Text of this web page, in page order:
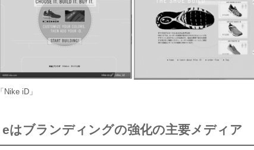
「Nike iD」
eはブランディングの強化の主要メディア